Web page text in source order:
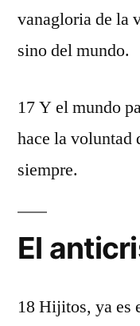
vanagloria de la
sino del mundo.
17 Y el mundo
hace la voluntad
siempre.
El
18 Hijitos, ya es